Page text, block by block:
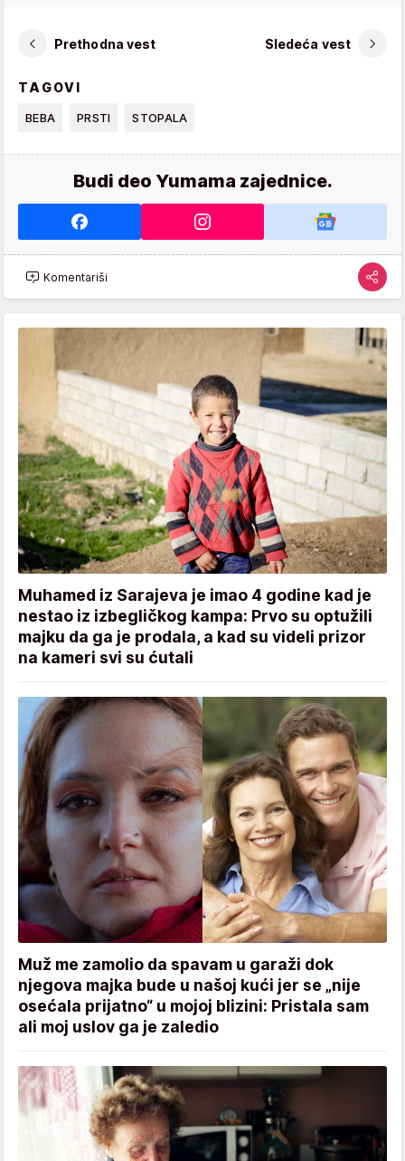
Prethodna vest Sledeća vest
TAGOVI
BEBA PRSTI STOPALA
Budi deo Yumama zajednice.
Komentariši
Muhamed iz Sarajeva je imao 4 godine kad je
nestao iz izbegličkog kampa: Prvo su optužili
majku da ga je prodala, a kad su videli prizor
na kameri svi su ćutali
Muž me zamolio da spavam u garaži dok
njegova majka bude u našoj kući jer se „nije
osećala prijatno“ u mojoj blizini: Pristala sam
ali moj uslov ga je zaledio